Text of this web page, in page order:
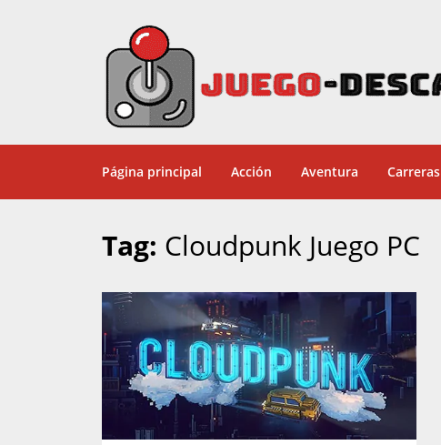
Página principal Acción Aventura Carreras
Tag: Cloudpunk Juego PC